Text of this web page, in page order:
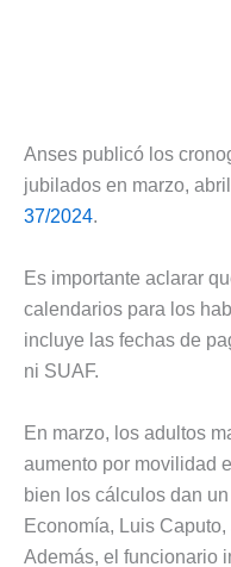
Anses publicó los
jubilados en marzo,
37/2024.
Es importante aclarar
calendarios para los
incluye las fechas de
ni SUAF.
En marzo, los adultos
aumento por movilidad
bien los cálculos dan
Economía, Luis
Además, el funcionario